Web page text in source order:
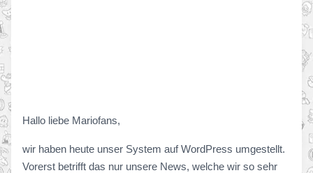
Hallo liebe Mariofans,
wir haben heute unser System auf WordPress umgestellt.
Vorerst betrifft das nur unsere News, welche wir so sehr